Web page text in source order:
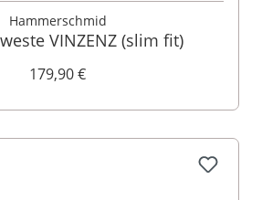
Hammerschmid
VINZENZ (slim fit)
179,90 €